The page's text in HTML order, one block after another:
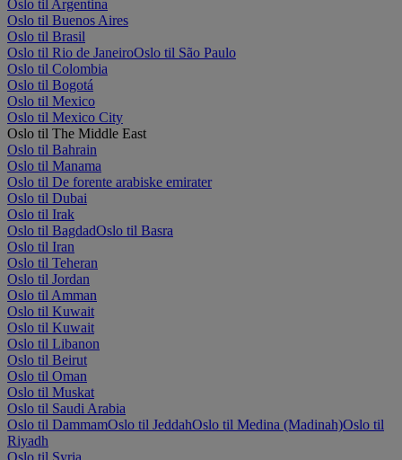
Oslo til Argentina
Oslo til Buenos Aires
Oslo til Brasil
Oslo til Rio de JaneiroOslo til São Paulo
Oslo til Colombia
Oslo til Bogotá
Oslo til Mexico
Oslo til Mexico City
Oslo til The Middle East
Oslo til Bahrain
Oslo til Manama
Oslo til De forente arabiske emirater
Oslo til Dubai
Oslo til Irak
Oslo til BagdadOslo til Basra
Oslo til Iran
Oslo til Teheran
Oslo til Jordan
Oslo til Amman
Oslo til Kuwait
Oslo til Kuwait
Oslo til Libanon
Oslo til Beirut
Oslo til Oman
Oslo til Muskat
Oslo til Saudi Arabia
Oslo til DammamOslo til JeddahOslo til Medina (Madinah)Oslo til
Riyadh
Oslo til Syria